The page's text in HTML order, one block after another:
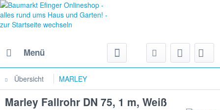
Menü
Übersicht MARLEY
Marley Fallrohr DN 75, 1 m, Weiß